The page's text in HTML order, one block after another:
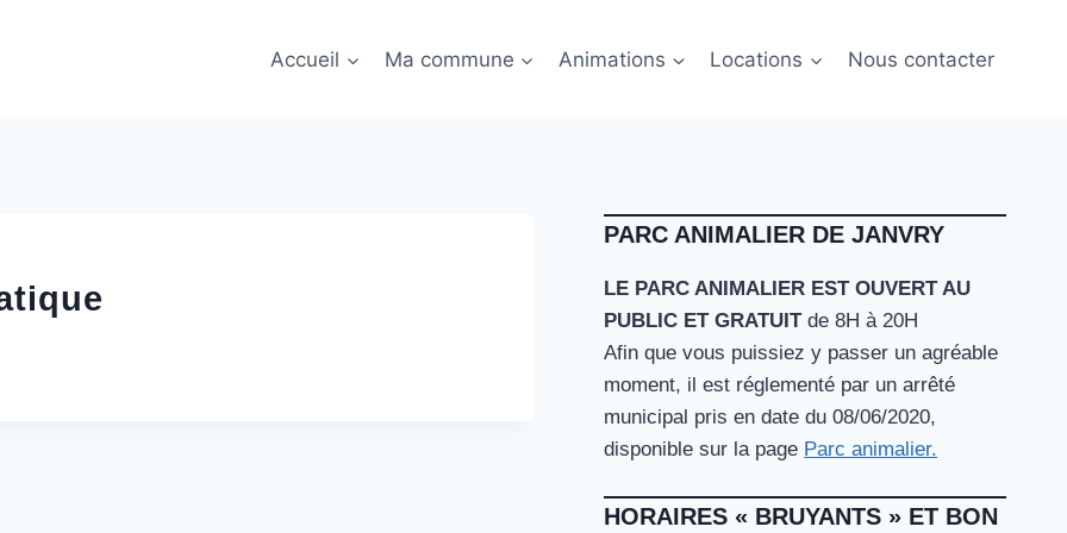
Accueil Ma commune Animations Locations Nous contacter
PARC ANIMALIER DE JANVRY
LE PARC ANIMALIER EST OUVERT AU
PUBLIC ET GRATUITde 8H à 20H
Afin que vous puissiez y passer un agréable
moment, il est réglementé par un arrêté
municipal pris en date du 08/06/2020,
disponible sur la page Parc animalier.
HORAIRES « BRUYANTS » ET BON